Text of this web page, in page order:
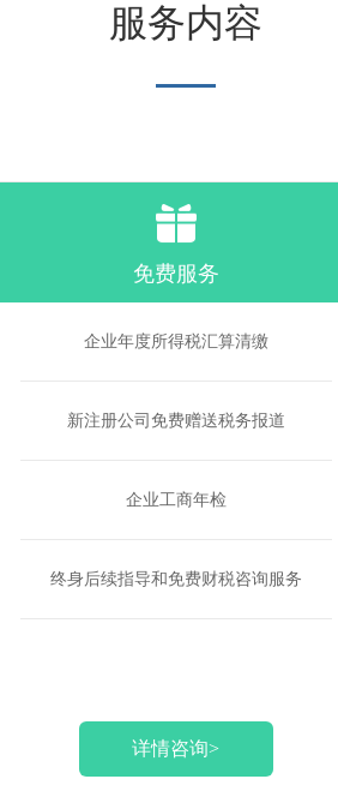
服务内容
免费服务
企业年度所得税汇算清缴
新注册公司免费赠送税务报道
企业工商年检
终身后续指导和免费财税咨询服务
详情咨询>